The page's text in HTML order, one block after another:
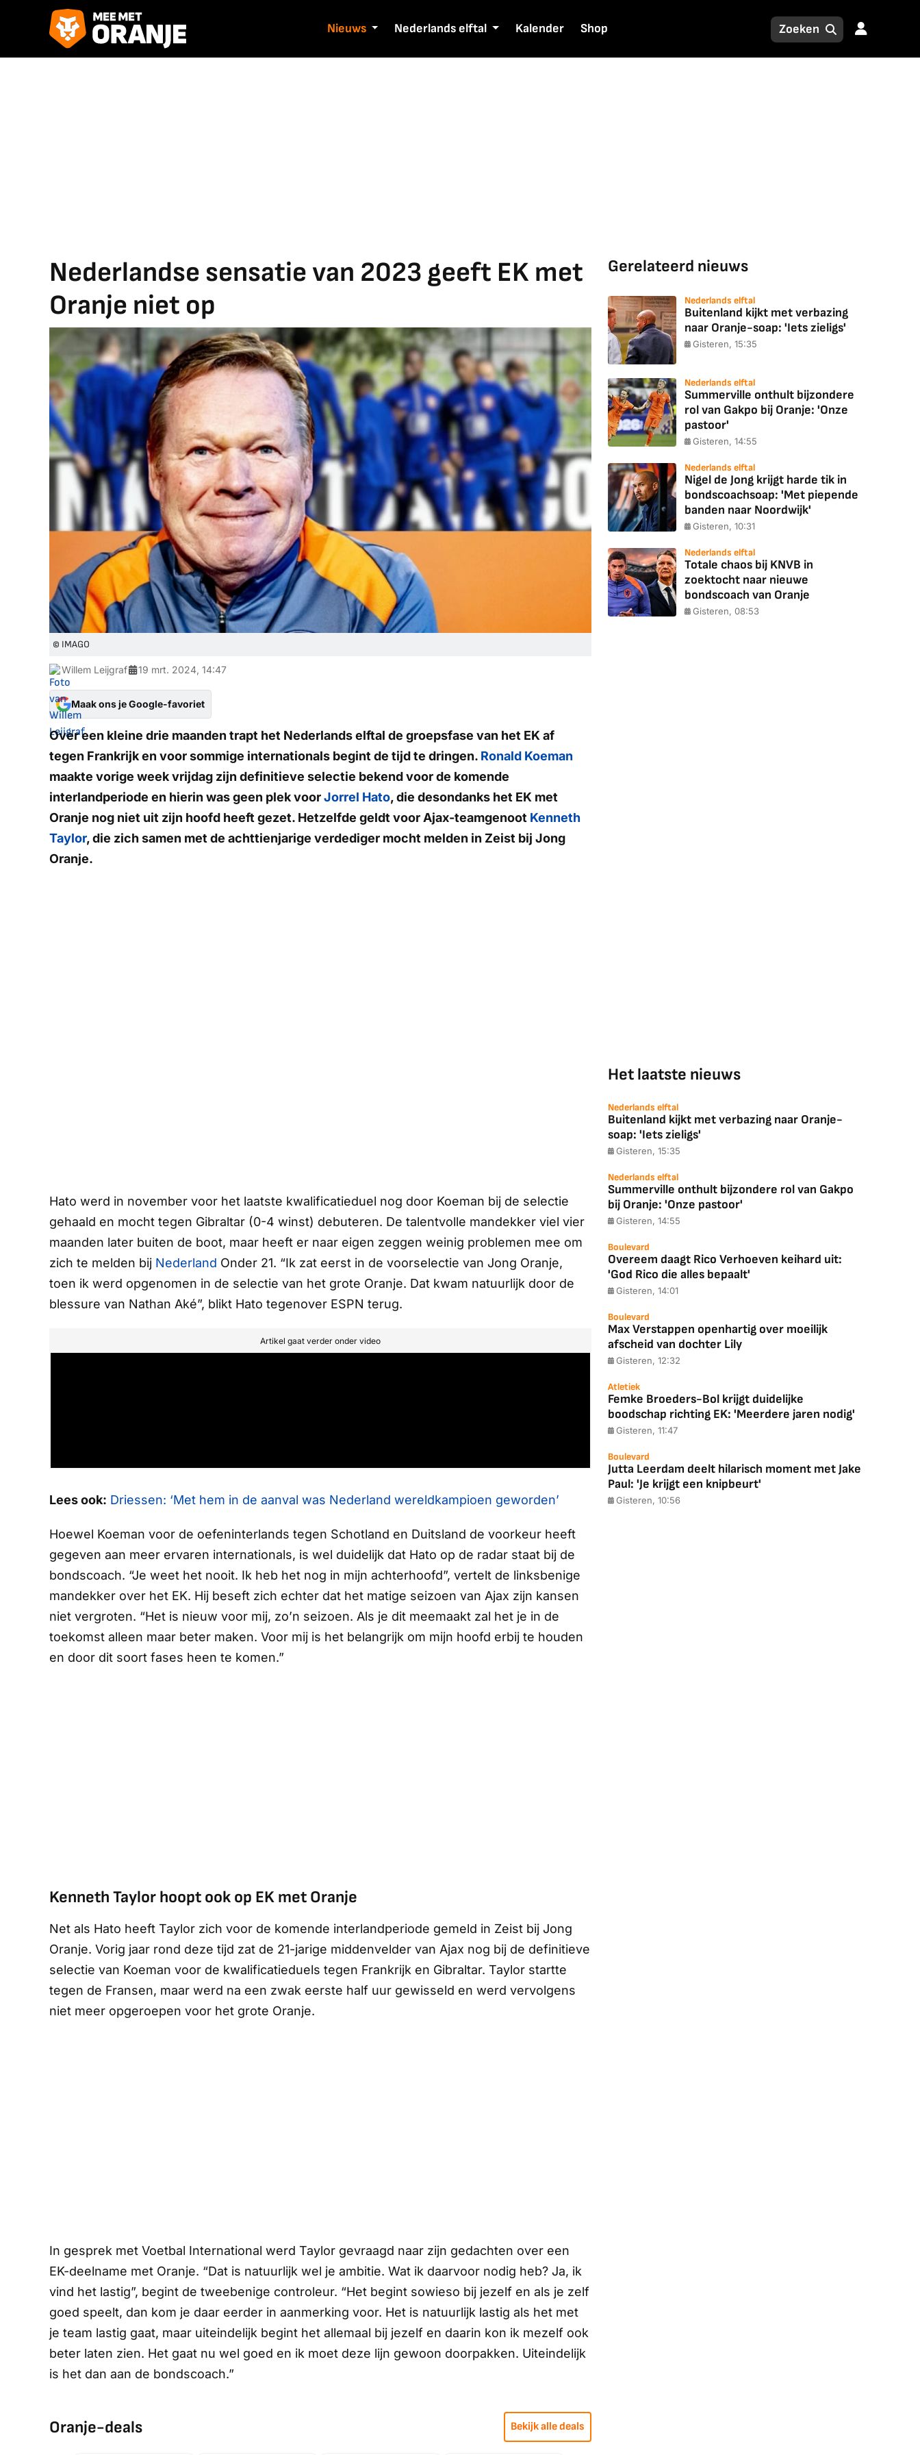
Nieuws Nederlands elftal Kalender Shop
Nederlandse sensatie van 2023 geeft EK met
Oranje niet op
© IMAGO
Willem Leijgraf 19 mrt. 2024, 14:47
Maak ons je Google-favoriet
Over een kleine drie maanden trapt het Nederlands elftal de groepsfase van het EK af
tegen Frankrijk en voor sommige internationals begint de tijd te dringen. Ronald Koeman
maakte vorige week vrijdag zijn definitieve selectie bekend voor de komende
interlandperiode en hierin was geen plek voorJorrel Hato, die desondanks het EK met
Oranje nog niet uit zijn hoofd heeft gezet. Hetzelfde geldt voor Ajax-teamgenoot Kenneth
Taylor, die zich samen met de achttienjarige verdediger mocht melden in Zeist bij Jong
Oranje.
Hato werd in november voor het laatste kwalificatieduel nog door Koeman bij de selectie
gehaald en mocht tegen Gibraltar (0-4 winst) debuteren. De talentvolle mandekker viel vier
maanden later buiten de boot, maar heeft er naar eigen zeggen weinig problemen mee om
zich te melden bij Nederland Onder 21. “Ik zat eerst in de voorselectie van Jong Oranje,
toen ik werd opgenomen in de selectie van het grote Oranje. Dat kwam natuurlijk door de
blessure van Nathan Aké”, blikt Hato tegenover ESPN terug.
Artikel gaat verder onder video
Lees ook: Driessen: ‘Met hem in de aanval was Nederland wereldkampioen geworden’
Hoewel Koeman voor de oefeninterlands tegen Schotland en Duitsland de voorkeur heeft
gegeven aan meer ervaren internationals, is wel duidelijk dat Hato op de radar staat bij de
bondscoach. “Je weet het nooit. Ik heb het nog in mijn achterhoofd”, vertelt de linksbenige
mandekker over het EK. Hij beseft zich echter dat het matige seizoen van Ajax zijn kansen
niet vergroten. “Het is nieuw voor mij, zo’n seizoen. Als je dit meemaakt zal het je in de
toekomst alleen maar beter maken. Voor mij is het belangrijk om mijn hoofd erbij te houden
en door dit soort fases heen te komen.”
Kenneth Taylor hoopt ook op EK met Oranje
Net als Hato heeft Taylor zich voor de komende interlandperiode gemeld in Zeist bij Jong
Oranje. Vorig jaar rond deze tijd zat de 21-jarige middenvelder van Ajax nog bij de definitieve
selectie van Koeman voor de kwalificatieduels tegen Frankrijk en Gibraltar. Taylor startte
tegen de Fransen, maar werd na een zwak eerste half uur gewisseld en werd vervolgens
niet meer opgeroepen voor het grote Oranje.
In gesprek met Voetbal International werd Taylor gevraagd naar zijn gedachten over een
EK-deelname met Oranje. “Dat is natuurlijk wel je ambitie. Wat ik daarvoor nodig heb? Ja, ik
vind het lastig”, begint de tweebenige controleur. “Het begint sowieso bij jezelf en als je zelf
goed speelt, dan kom je daar eerder in aanmerking voor. Het is natuurlijk lastig als het met
je team lastig gaat, maar uiteindelijk begint het allemaal bij jezelf en daarin kon ik mezelf ook
beter laten zien. Het gaat nu wel goed en ik moet deze lijn gewoon doorpakken. Uiteindelijk
is het dan aan de bondscoach.”
Oranje-deals Bekijk alle deals
Gerelateerd nieuws
Nederlands elftal
Buitenland kijkt met verbazing
naar Oranje-soap: 'Iets zieligs'
Gisteren, 15:35
Nederlands elftal
Summerville onthult bijzondere
rol van Gakpo bij Oranje: 'Onze
pastoor'
Gisteren, 14:55
Nederlands elftal
Nigel de Jong krijgt harde tik in
bondscoachsoap: 'Met piepende
banden naar Noordwijk'
Gisteren, 10:31
Nederlands elftal
Totale chaos bij KNVB in
zoektocht naar nieuwe
bondscoach van Oranje
Gisteren, 08:53
Het laatste nieuws
Nederlands elftal
Buitenland kijkt met verbazing naar Oranje-
soap: 'Iets zieligs'
Gisteren, 15:35
Nederlands elftal
Summerville onthult bijzondere rol van Gakpo
bij Oranje: 'Onze pastoor'
Gisteren, 14:55
Boulevard
Overeem daagt Rico Verhoeven keihard uit:
'God Rico die alles bepaalt'
Gisteren, 14:01
Boulevard
Max Verstappen openhartig over moeilijk
afscheid van dochter Lily
Gisteren, 12:32
Atletiek
Femke Broeders-Bol krijgt duidelijke
boodschap richting EK: 'Meerdere jaren nodig'
Gisteren, 11:47
Boulevard
Jutta Leerdam deelt hilarisch moment met Jake
Paul: 'Je krijgt een knipbeurt'
Gisteren, 10:56